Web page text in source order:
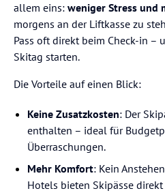
allem eins: weniger Stress und
morgens an der Liftkasse zu
Pass oft direkt beim Check-in –
Skitag starten.
Die Vorteile auf einen Blick:
Keine Zusatzkosten: Der
enthalten – ideal für
Überraschungen.
Mehr Komfort: Kein
Hotels bieten Skipässe